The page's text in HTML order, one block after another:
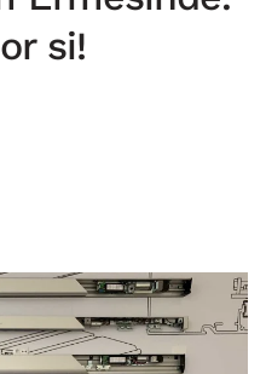
si!